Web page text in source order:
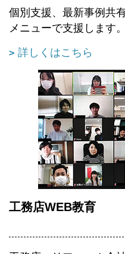
個別支援、最新事例共
メニューで支援します。
詳しくはこちら
工務店WEB教育